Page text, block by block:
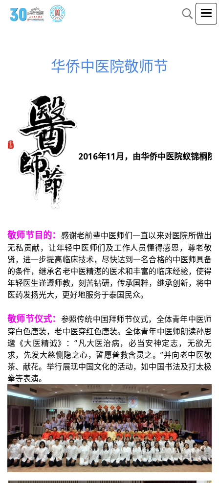
华侨中医院敬师节
2016年11月，由华侨中医院蚁锦桐院
敬师节目的： 感谢老前辈中医师们一直以来对医院所做出
无私贡献，让年轻中医师们及工作人员懂得感恩，尊老敬
贤，进一步提高临床技术，尽快达到一名合格的中医师具备
的条件，继承名老中医精湛的医术和丰富的临床经验，使得
年轻医生谨遵师教，刻苦钻研，传承国粹，继承创新，将中
医药发扬光大，更好地服务于泰国民众。
敬师节仪式： 参照传统中国拜师节仪式，全体青年中医师
穿白色唐装，老中医穿红色唐装。全体青年中医师朗读孙思
邈《大医精诚》：“凡大医治病，必当安神定志，无欲无
求，先发大慈恻隐之心，誓愿普救含灵之。”并向老中医敬
茶、献花。举行展现中国文化的活动，如中国书法及打太极
拳等表演。